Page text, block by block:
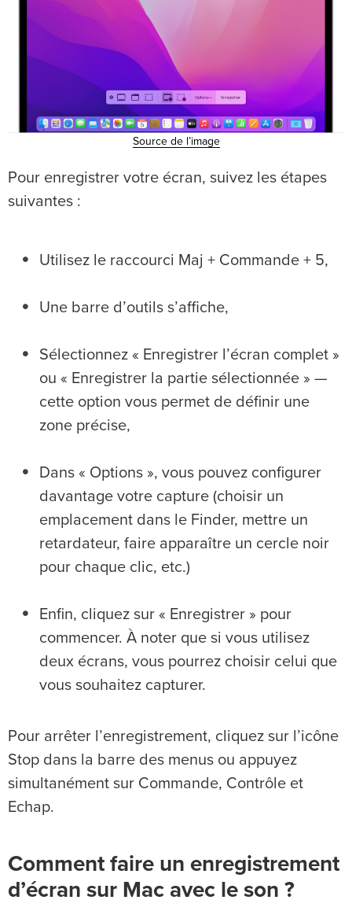
Source de l’image
Pour enregistrer votre écran, suivez les étapes
suivantes :
Utilisez le raccourci Maj + Commande + 5,
Une barre d’outils s’affiche,
Sélectionnez « Enregistrer l’écran complet »
ou « Enregistrer la partie sélectionnée » —
cette option vous permet de définir une
zone précise,
Dans « Options », vous pouvez configurer
davantage votre capture (choisir un
emplacement dans le Finder, mettre un
retardateur, faire apparaître un cercle noir
pour chaque clic, etc.)
Enfin, cliquez sur « Enregistrer » pour
commencer. À noter que si vous utilisez
deux écrans, vous pourrez choisir celui que
vous souhaitez capturer.
Pour arrêter l’enregistrement, cliquez sur l’icône
Stop dans la barre des menus ou appuyez
simultanément sur Commande, Contrôle et
Echap.
Comment faire un enregistrement
d’écran sur Mac avec le son ?